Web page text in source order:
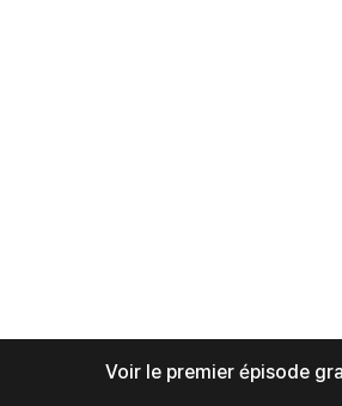
Voir le premier épisode